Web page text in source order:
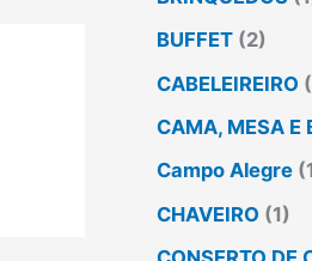
BUFFET (2)
CABELEIREIRO
CAMA, MESA E
Campo Alegre
CHAVEIRO (1)